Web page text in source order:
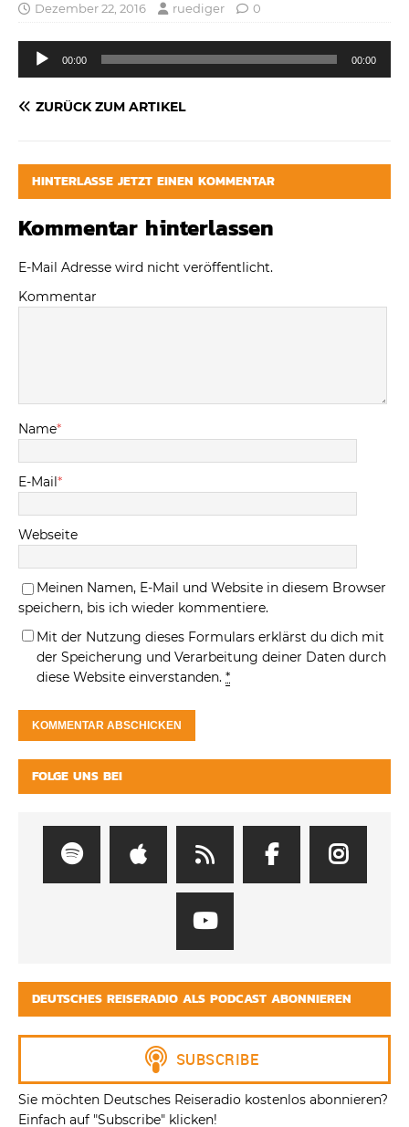
Dezember 22, 2016 ruediger 0
Audio-
Player
00:00 00:00
ZURÜCK ZUM ARTIKEL
HINTERLASSE JETZT EINEN KOMMENTAR
Kommentar hinterlassen
E-Mail Adresse wird nicht veröffentlicht.
Kommentar
Name*
E-Mail *
Webseite
Meinen Namen, E-Mail und Website in diesem Browser
speichern, bis ich wieder kommentiere.
Mit der Nutzung dieses Formulars erklärst du dich mit
der Speicherung und Verarbeitung deiner Daten durch
diese Website einverstanden. *
FOLGE UNS BEI
DEUTSCHES REISERADIO ALS PODCAST ABONNIEREN
Sie möchten Deutsches Reiseradio kostenlos abonnieren?
Einfach auf "Subscribe" klicken!